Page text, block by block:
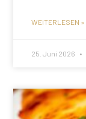
WEITERLESEN »
25. Juni 2026